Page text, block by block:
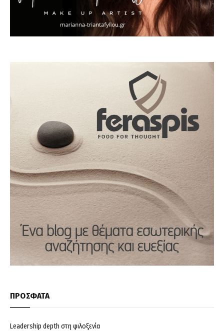
ΠΡΟΣΦΑΤΑ
Leadership depth στη φιλοξενία